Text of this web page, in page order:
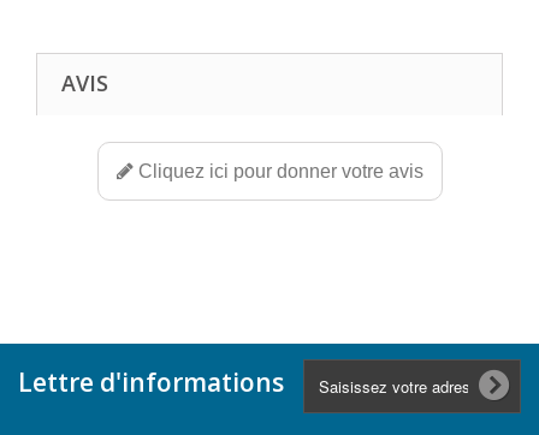
AVIS
Cliquez ici pour donner votre avis
Lettre d'informations